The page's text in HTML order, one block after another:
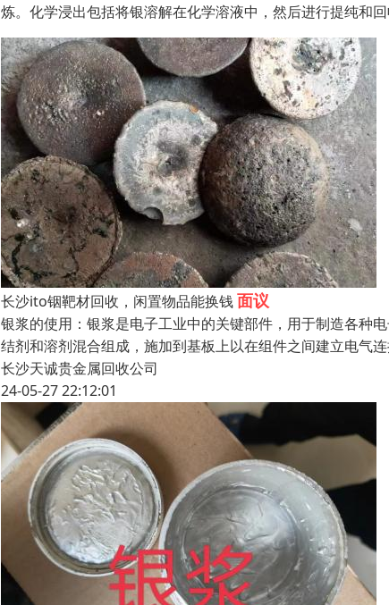
炼。化学浸出包括将银溶解在化学溶液中，然后进行提纯和
长沙ito铟靶材回收，闲置物品能换钱面议
银浆的使用：银浆是电子工业中的关键部件，用于制造各种
结剂和溶剂混合组成，施加到基板上以在组件之间建立电气
长沙天诚贵金属回收公司
24-05-27 22:12:01